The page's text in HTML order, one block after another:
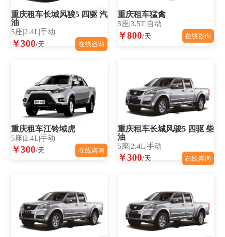
重庆租车长城风骏5 四驱 汽
油
5座|2.4L|手动
￥300/天 在线咨询
重庆租车猛禽
5座|3.5T|自动
￥800/天 在线咨询
重庆租车江铃域虎
5座|2.4L|手动
￥300/天 在线咨询
重庆租车长城风骏5 四驱 柴
油
5座|2.4L|手动
￥300/天 在线咨询